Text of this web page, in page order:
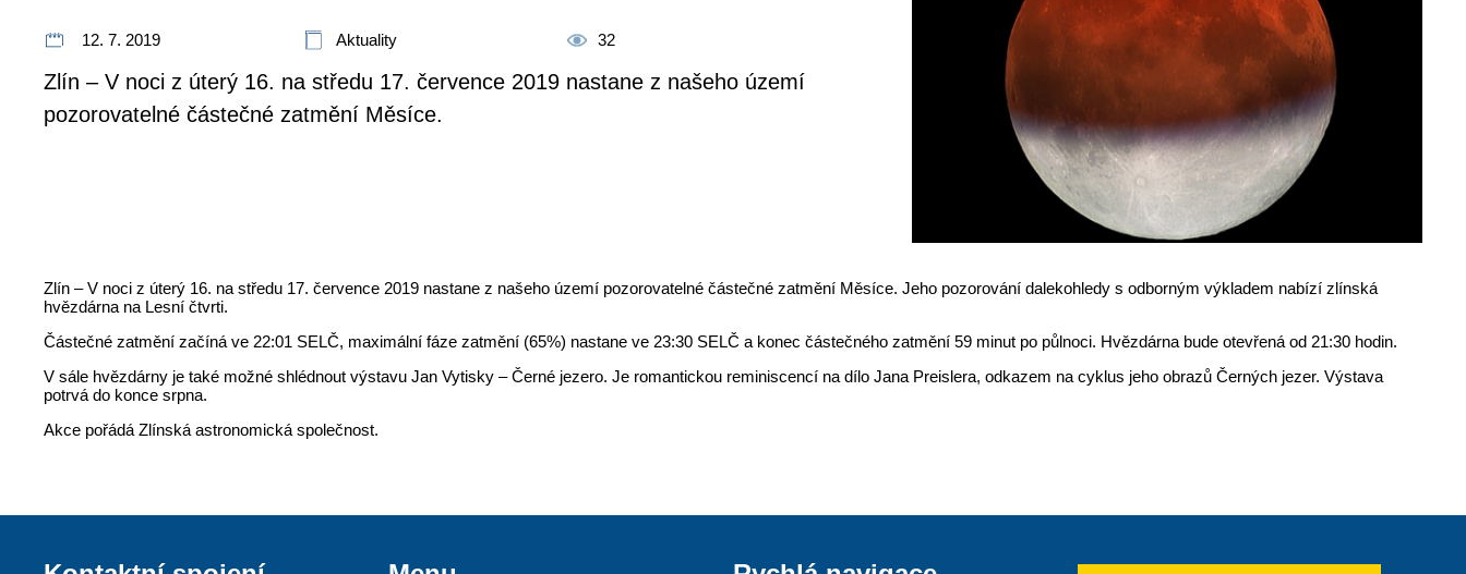
12. 7. 2019 Aktuality 32
Zlín – V noci z úterý 16. na středu 17. července 2019 nastane z našeho území
pozorovatelné částečné zatmění Měsíce.
Zlín – V noci z úterý 16. na středu 17. července 2019 nastane z našeho území pozorovatelné částečné zatmění Měsíce. Jeho pozorování dalekohledy s odborným výkladem nabízí zlínská
hvězdárna na Lesní čtvrti.
Částečné zatmění začíná ve 22:01 SELČ, maximální fáze zatmění (65%) nastane ve 23:30 SELČ a konec částečného zatmění 59 minut po půlnoci. Hvězdárna bude otevřená od 21:30 hodin.
V sále hvězdárny je také možné shlédnout výstavu Jan Vytisky – Černé jezero. Je romantickou reminiscencí na dílo Jana Preislera, odkazem na cyklus jeho obrazů Černých jezer. Výstava
potrvá do konce srpna.
Akce pořádá Zlínská astronomická společnost.